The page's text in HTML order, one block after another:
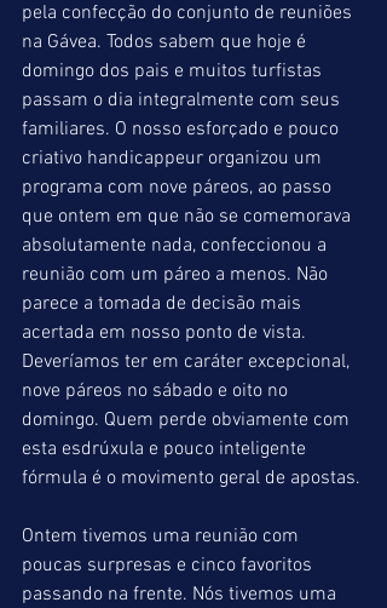
pela confecção do conjunto de reuniões
na Gávea. Todos sabem que hoje é
domingo dos pais e muitos turfistas
passam o dia integralmente com seus
familiares. O nosso esforçado e pouco
criativo handicappeur organizou um
programa com nove páreos, ao passo
que ontem em que não se comemorava
absolutamente nada, confeccionou a
reunião com um páreo a menos. Não
parece a tomada de decisão mais
acertada em nosso ponto de vista.
Deveríamos ter em caráter excepcional,
nove páreos no sábado e oito no
domingo. Quem perde obviamente com
esta esdrúxula e pouco inteligente
fórmula é o movimento geral de apostas.
Ontem tivemos uma reunião com
poucas surpresas e cinco favoritos
passando na frente. Nós tivemos uma